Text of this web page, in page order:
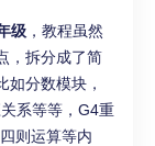
级 ，教程虽然
，拆分成了简
如分数模块，
系等等，G4重
则运算等内